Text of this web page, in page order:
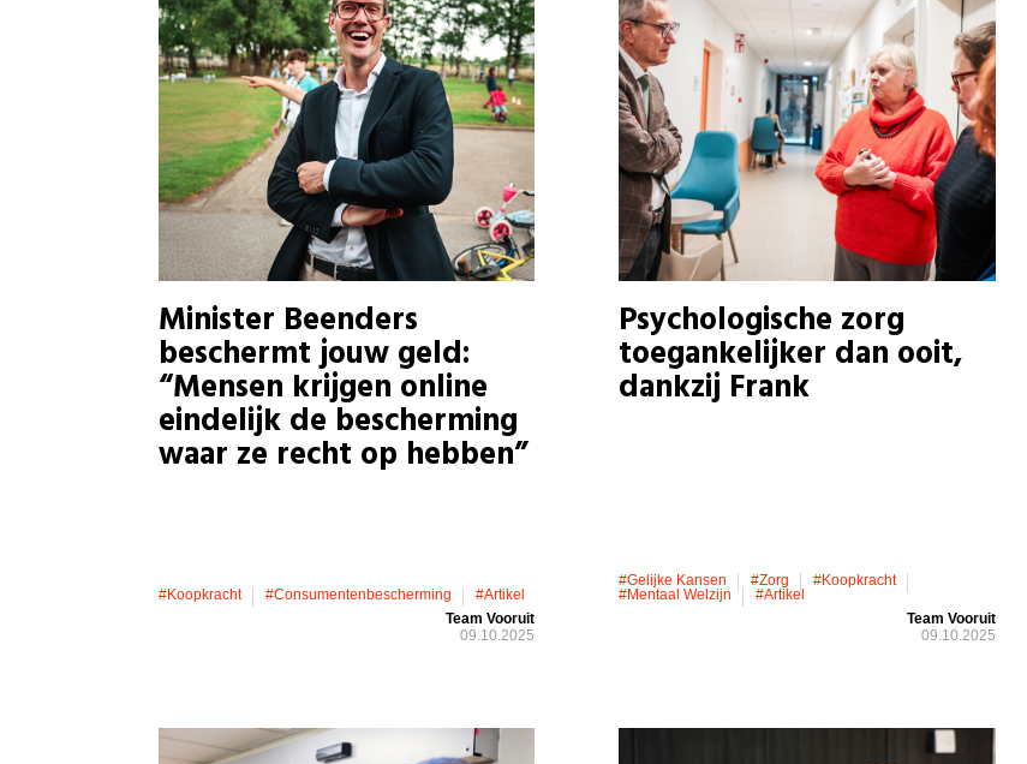
Minister Beenders
beschermt jouw geld:
“Mensen krijgen online
eindelijk de bescherming
waar ze recht op hebben”
#koopkracht #consumentenbescherming
#artikel
Team Vooruit
09.10.2025
Psychologische zorg
toegankelijker dan ooit,
dankzij Frank
#gelijke Kansen #zorg
#koopkracht
#mentaal Welzijn
#artikel
Team Vooruit
09.10.2025